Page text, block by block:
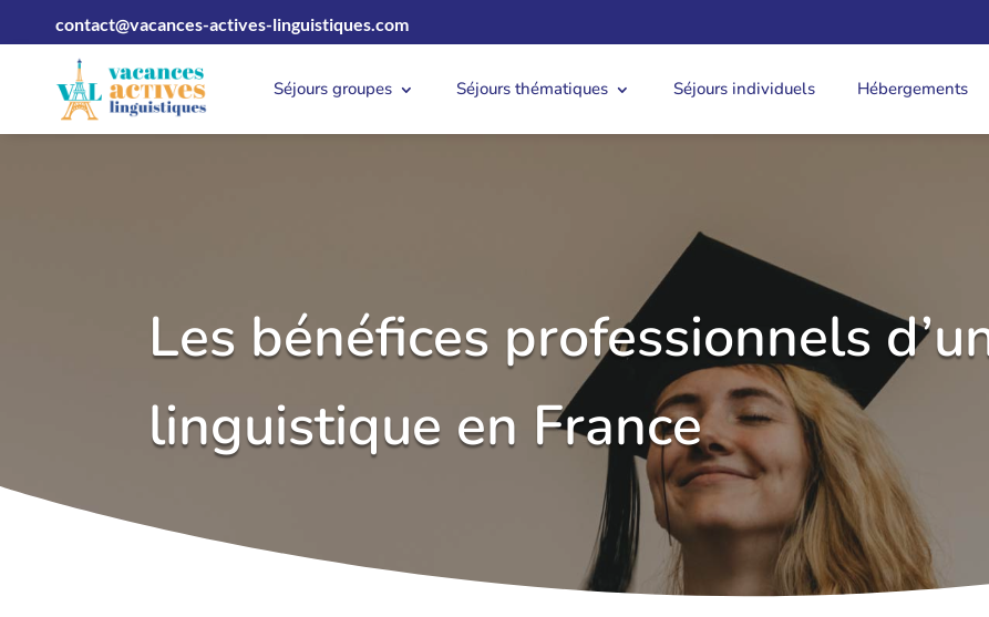
contact@vacances-actives-linguistiques.com
Séjours groupes Séjours thématiques Séjours individuels Hébergements
Les bénéfices professionnels
linguistique en France